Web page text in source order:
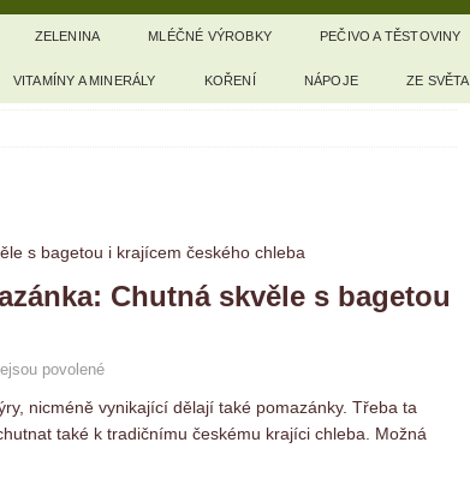
ZELENINA MLÉČNÉ VÝROBKY PEČIVO A TĚSTOVINY
VITAMÍNY A MINERÁLY KOŘENÍ NÁPOJE ZE SVĚTA
Chutná skvěle s bagetou
povolené
nicméně vynikající dělají také pomazánky. Třeba ta
také k tradičnímu českému krajíci chleba. Možná